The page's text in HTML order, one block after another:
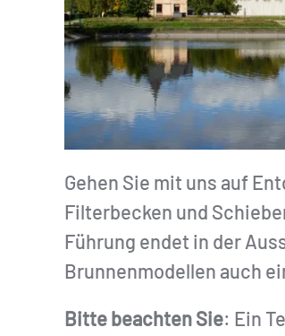
Gehen Sie mit uns auf
Filterbecken und
Führung endet in der
Brunnenmodellen auch
Bitte beachten Sie: Ein